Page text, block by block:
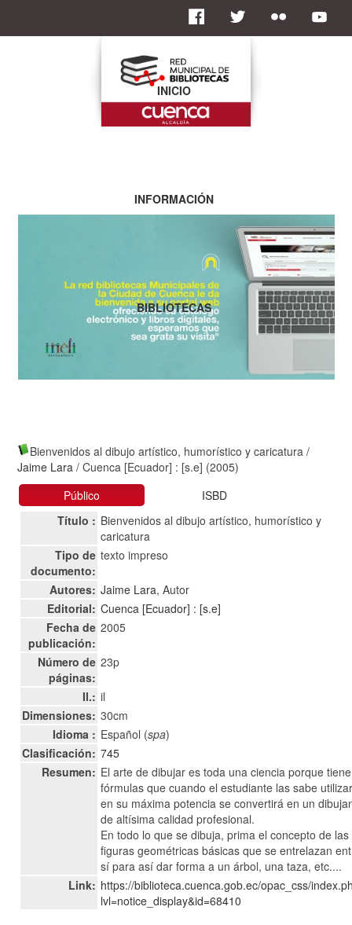
Bienvenidos al dibujo artístico, humorístico y caricatura /
Jaime Lara / Cuenca [Ecuador] : [s.e] (2005)
Público
ISBD
Título : Bienvenidos al dibujo artístico, humorístico y
caricatura
Tipo de
documento:
texto impreso
Autores: Jaime Lara, Autor
Editorial: Cuenca [Ecuador] : [s.e]
Fecha de
publicación:
2005
Número de
páginas:
23p
Il.: il
Dimensiones: 30cm
Idioma : Español (spa)
Clasificación: 745
Resumen: El arte de dibujar es toda una ciencia porque tiene
fórmulas que cuando el estudiante las sabe
en su máxima potencia se convertirá en un
de altísima calidad profesional.
En todo lo que se dibuja, prima el concepto de las
figuras geométricas básicas que se entrelazan
sí para así dar forma a un árbol, una taza, etc....
Link: https://biblioteca.cuenca.gob.ec/opac_css/
lvl=notice_display&id=68410
INICIO
INFORMACIÓN
BIBLIOTECAS